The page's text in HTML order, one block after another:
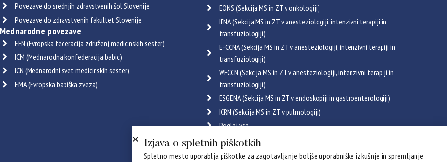
Povezave do srednjih zdravstvenih šol Slovenije
Povezave do zdravstvenih fakultet Slovenije
Mednarodne povezave
EFN (Evropska federacija združenj medicinskih sester)
ICM (Mednarodna konfederacija babic)
ICN (Mednarodni svet medicinskih sester)
EMA (Evropska babiška zveza)
EONS (Sekcija MS in ZT v onkologiji)
IFNA (Sekcija MS in ZT v anesteziologiji, intenzivni terapiji in
transfuziologiji)
EFCCNA (Sekcija MS in ZT v anesteziologiji, intenzivni terapiji in
transfuziologiji)
WFCCN (Sekcija MS in ZT v anesteziologiji, intenzivni terapiji in
transfuziologiji)
ESGENA (Sekcija MS in ZT v endoskopiji in gastroenterologiji)
ICRN (Sekcija MS in ZT v pulmologiji)
Poglej vse
Certifikati
Izjava o spletnih piškotkih
Spletno mesto uporablja piškotke za zagotavljanje boljše uporabniške izkušnje in spremljanje